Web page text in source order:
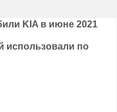
KIA в июне 2021
использовали по